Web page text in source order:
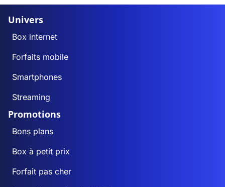
Univers
Box internet
Forfaits mobile
Smartphones
Streaming
Promotions
Bons plans
Box à petit prix
Forfait pas cher